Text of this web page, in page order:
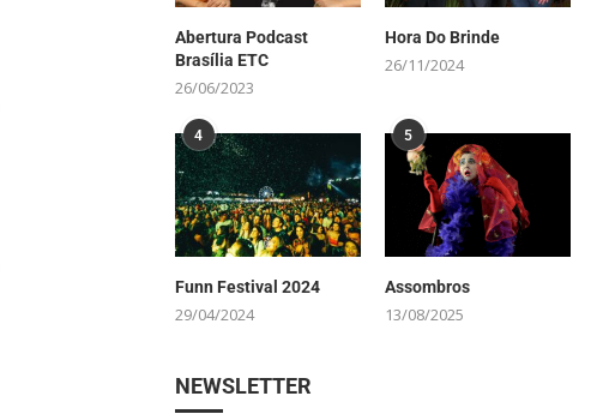
Abertura Podcast
Brasília ETC
26/06/2023
Hora Do Brinde
26/11/2024
4
Funn Festival 2024
29/04/2024
5
Assombros
13/08/2025
NEWSLETTER